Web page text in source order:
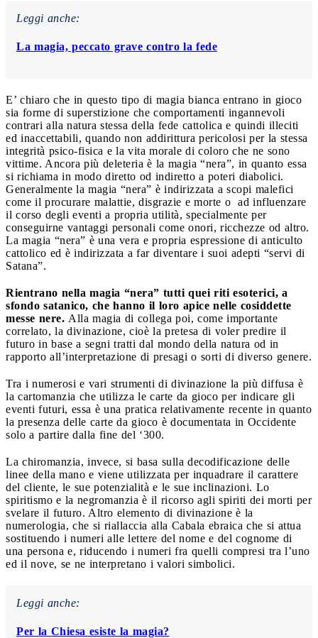
Leggi anche:
La magia, peccato grave contro la fede
E’ chiaro che in questo tipo di magia bianca entrano in gioco
sia forme di superstizione che comportamenti ingannevoli
contrari alla natura stessa della fede cattolica e quindi illeciti
ed inaccettabili, quando non addirittura pericolosi per la stessa
integrità psico-fisica e la vita morale di coloro che ne sono
vittime. Ancora più deleteria è la magia “nera”, in quanto essa
si richiama in modo diretto od indiretto a poteri diabolici.
Generalmente la magia “nera” è indirizzata a scopi malefici
come il procurare malattie, disgrazie e morte o ad influenzare
il corso degli eventi a propria utilità, specialmente per
conseguirne vantaggi personali come onori, ricchezze od altro.
La magia “nera” è una vera e propria espressione di anticulto
cattolico ed è indirizzata a far diventare i suoi adepti “servi di
Satana”.
Rientrano nella magia “nera” tutti quei riti esoterici, a
sfondo satanico, che hanno il loro apice nelle cosiddette
messe nere. Alla magia di collega poi, come importante
correlato, la divinazione, cioè la pretesa di voler predire il
futuro in base a segni tratti dal mondo della natura od in
rapporto all’interpretazione di presagi o sorti di diverso genere.
Tra i numerosi e vari strumenti di divinazione la più diffusa è
la cartomanzia che utilizza le carte da gioco per indicare gli
eventi futuri, essa è una pratica relativamente recente in quanto
la presenza delle carte da gioco è documentata in Occidente
solo a partire dalla fine del ‘300.
La chiromanzia, invece, si basa sulla decodificazione delle
linee della mano e viene utilizzata per inquadrare il carattere
del cliente, le sue potenzialità e le sue inclinazioni. Lo
spiritismo e la negromanzia è il ricorso agli spiriti dei morti per
svelare il futuro. Altro elemento di divinazione è la
numerologia, che si riallaccia alla Cabala ebraica che si attua
sostituendo i numeri alle lettere del nome e del cognome di
una persona e, riducendo i numeri fra quelli compresi tra l’uno
ed il nove, se ne interpretano i valori simbolici.
Leggi anche:
Per la Chiesa esiste la magia?